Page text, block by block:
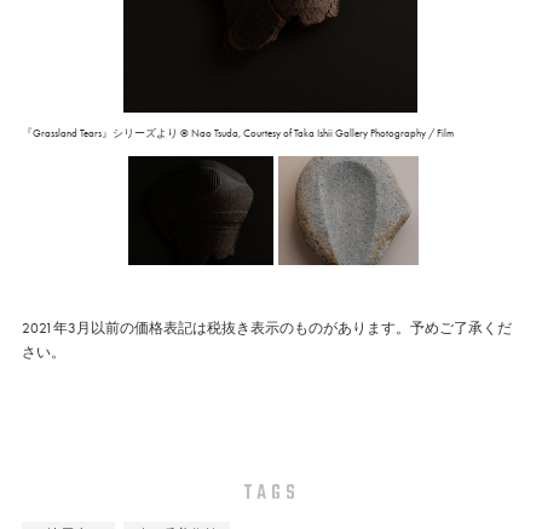
『Grassland Tears』シリーズより © Nao Tsuda, Courtesy of Taka Ishii Gallery Photography / Film
2021年3月以前の価格表記は税抜き表示のものがあります。予めご了承くだ
さい。
TAGS